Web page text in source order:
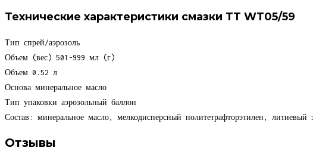
Технические характеристики смазки TT WT05/59
Тип спрей/аэрозоль
Объем (вес) 501-999 мл (г)
Объем 0.52 л
Основа минеральное масло
Тип упаковки аэрозольный баллон
Состав: минеральное масло, мелкодисперсный политетрафторэтилен, литиевый
Отзывы